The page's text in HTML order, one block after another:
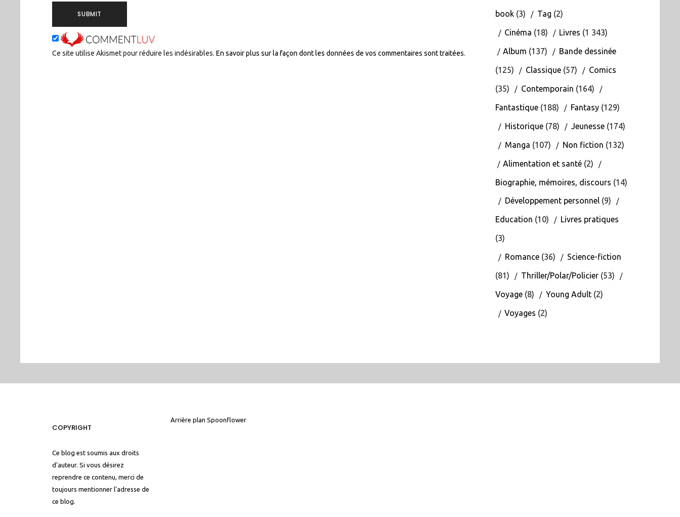
Ce site utilise Akismet pour réduire les indésirables.En savoir plus sur la façon dont les données de vos commentaires sont traitées.
book(3) Tag (2)
Cinéma (18) Livres (1 343)
Album (137) Bande dessinée
(125) Classique(57) Comics
(35) Contemporain (164)
Fantastique(188) Fantasy(129)
Historique(78) Jeunesse(174)
Manga (107) Non fiction (132)
Alimentation et santé(2)
Biographie, mémoires, discours (14)
Développement personnel(9)
Education (10) Livres pratiques
(3)
Romance(36) Science-fiction
(81) Thriller/Polar/Policier(53)
Voyage(8) Young Adult(2)
Voyages (2)
COPYRIGHT
Ce blog est soumis aux droits
d'auteur. Si vous désirez
reprendre ce contenu, merci de
toujours mentionner l'adresse de
ce blog.
Arrière plan Spoonflower